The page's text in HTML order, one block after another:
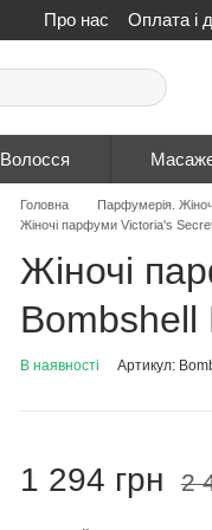
Про нас Оплата і
Політика
Волосся
Головна Парфумерія.
Жіночі парфуми Victoria's
Жіночі
Bombshell
В наявності Артикул:
1 294 грн 2